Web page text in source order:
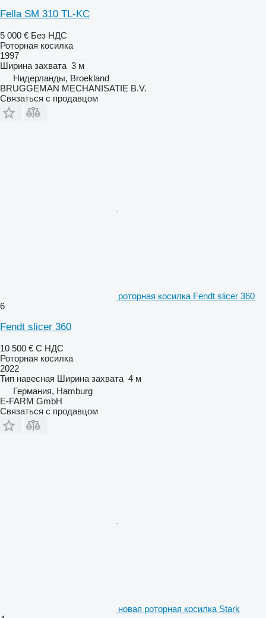
Fella SM 310 TL-KC
5 000 € Без НДС
Роторная косилка
1997
Ширина захвата 3 м
Нидерланды, Broekland
BRUGGEMAN MECHANISATIE B.V.
Связаться с продавцом
роторная косилка Fendt slicer 360
6
Fendt slicer 360
10 500 € С НДС
Роторная косилка
2022
Тип навесная Ширина захвата 4 м
Германия, Hamburg
E-FARM GmbH
Связаться с продавцом
новая роторная косилка Stark